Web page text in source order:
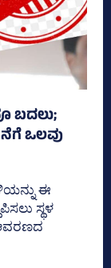
ಬದಲು;
ಒಲವು
ಈ
ಸ್ಥಳ